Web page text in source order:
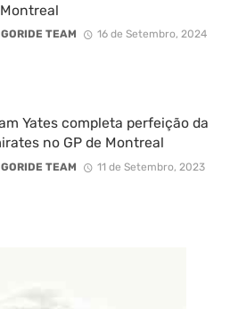
GORIDE TEAM 16 de Setembro, 2024
Yates completa perfeição da
no GP de Montreal
GORIDE TEAM 11 de Setembro, 2023